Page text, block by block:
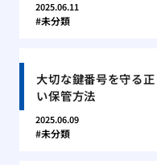
2025.06.11
未分類
大切な鍵番号を守る正
い保管方法
2025.06.09
未分類